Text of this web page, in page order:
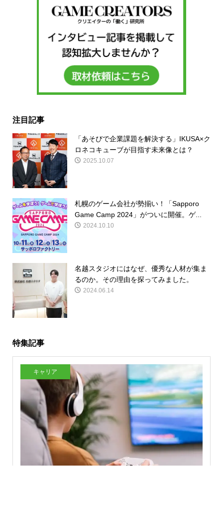
注目記事
「あそびで企業課題を解決する」IKUSA×ク
ロネコキューブが目指す未来像とは？
2025.10.07
札幌のゲーム会社が勢揃い！「Sapporo
Game Camp 2024」がついに開催。ゲ...
2024.10.10
名越スタジオにはなぜ、優秀な人材が集ま
るのか。その理由を探ってみました。
2024.06.14
特集記事
キャリア